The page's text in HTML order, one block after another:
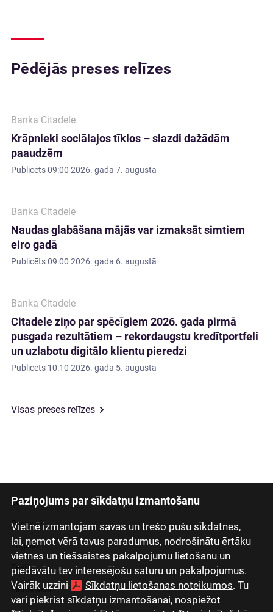
Paziņojums par sīkdatņu izmantošanu
Vietnē izmantojam savas un trešo pušu sīkdatnes,
lai, ņemot vērā tavus paradumus, nodrošinātu ērtāku
vietnes un tiešsaistes pakalpojumu lietošanu un
piedāvātu tev interesējošu saturu un pakalpojumus.
Vairāk uzzini
Sīkdatņu lietošanas noteikumos. Tu
vari piekrist sīkdatņu izmantošanai, nospiežot
Pēdējās preses relīzes
Banka Citadele
Krāpnieki sociālajos tīklos – slazdi dažādām
paaudzēm
Publicēts09:00 2026. gada 7. augustā
Banka Citadele
Naudas glabāšana mājās var izmaksāt simtiem
eiro gadā
Publicēts09:00 2026. gada 6. augustā
Banka Citadele
Citadele ziņo par spēcīgiem 2026. gada pirmā
pusgada rezultātiem – rekordaugstu kredītportfeli
un uzlabotu digitālo klientu pieredzi
Publicēts 10:10 2026. gada 5. augustā
Visas preses relīzes
Latviski
Русский
English
Eesti
Lietuviškai